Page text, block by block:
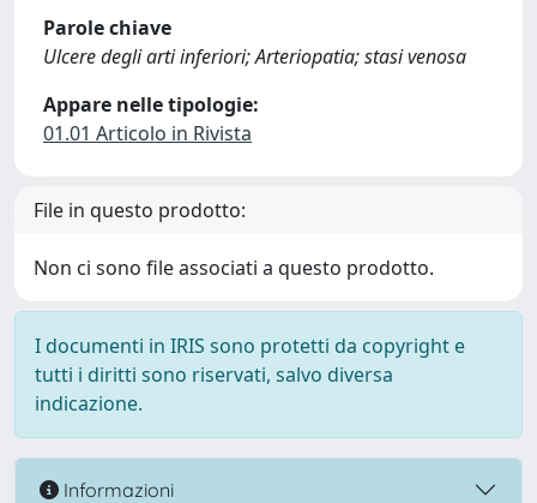
Parole chiave
Ulcere degli arti inferiori; Arteriopatia; stasi venosa
Appare nelle tipologie:
01.01 Articolo in Rivista
File in questo prodotto:
Non ci sono file associati a questo prodotto.
I documenti in IRIS sono protetti da copyright e
tutti i diritti sono riservati, salvo diversa
indicazione.
Informazioni